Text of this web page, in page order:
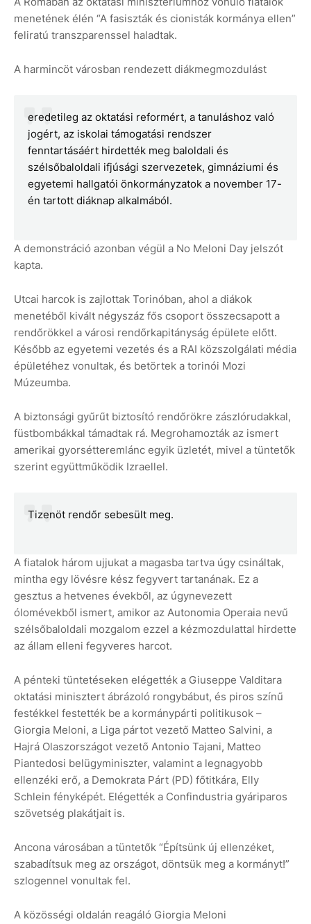
menetének élén “A fasiszták és cionisták kormánya ellen”
feliratú transzparenssel haladtak.
A harmincöt városban rendezett diákmegmozdulást
eredetileg az oktatási reformért, a tanuláshoz való
jogért, az iskolai támogatási rendszer
fenntartásáért hirdették meg baloldali és
szélsőbaloldali ifjúsági szervezetek, gimnáziumi és
egyetemi hallgatói önkormányzatok a november 17-
én tartott diáknap alkalmából.
A demonstráció azonban végül a No Meloni Day jelszót
kapta.
Utcai harcok is zajlottak Torinóban, ahol a diákok
menetéből kivált négyszáz fős csoport összecsapott a
rendőrökkel a városi rendőrkapitányság épülete előtt.
Később az egyetemi vezetés és a RAI közszolgálati média
épületéhez vonultak, és betörtek a torinói Mozi
Múzeumba.
A biztonsági gyűrűt biztosító rendőrökre zászlórudakkal,
füstbombákkal támadtak rá. Megrohamozták az ismert
amerikai gyorsétteremlánc egyik üzletét, mivel a tüntetők
szerint együttműködik Izraellel.
Tizenöt rendőr sebesült meg.
A fiatalok három ujjukat a magasba tartva úgy csináltak,
mintha egy lövésre kész fegyvert tartanának. Ez a
gesztus a hetvenes évekből, az úgynevezett
ólomévekből ismert, amikor az Autonomia Operaia nevű
szélsőbaloldali mozgalom ezzel a kézmozdulattal hirdette
az állam elleni fegyveres harcot.
A pénteki tüntetéseken elégették a Giuseppe Valditara
oktatási minisztert ábrázoló rongybábut, és piros színű
festékkel festették be a kormánypárti politikusok –
Giorgia Meloni, a Liga pártot vezető Matteo Salvini, a
Hajrá Olaszországot vezető Antonio Tajani, Matteo
Piantedosi belügyminiszter, valamint a legnagyobb
ellenzéki erő, a Demokrata Párt (PD) főtitkára, Elly
Schlein fényképét. Elégették a Confindustria gyáriparos
szövetség plakátjait is.
Ancona városában a tüntetők “Építsünk új ellenzéket,
szabadítsuk meg az országot, döntsük meg a kormányt!”
szlogennel vonultak fel.
A közösségi oldalán reagáló Giorgia Meloni